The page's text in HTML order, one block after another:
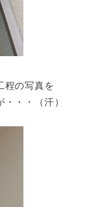
程の写真を
・・（汗）